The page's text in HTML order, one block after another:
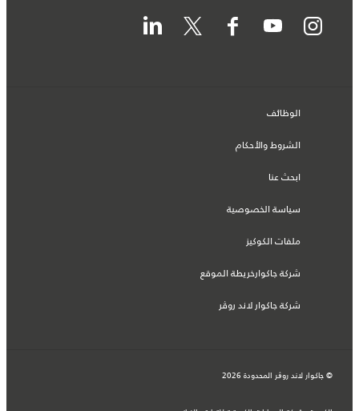
الوظائف
الشروط والأحكام
ابحث عنا
سياسة الخصوصية
ملفات الكوكيز
شركة جاكوارخريطة الموقع
شركة جاكوار لاند روڤر
© جاكوار لاند روڨر المحدودة 2026